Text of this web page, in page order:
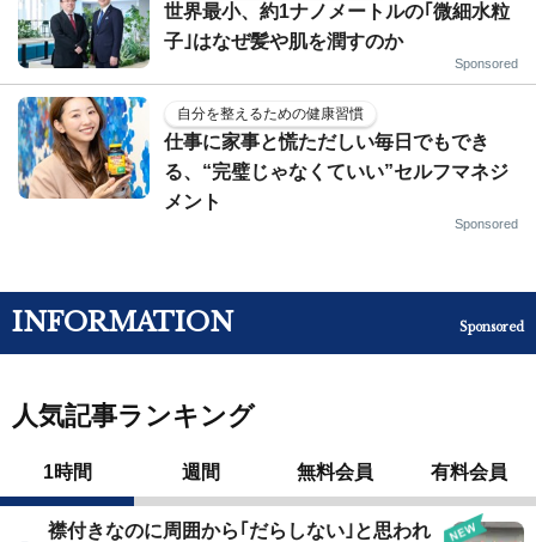
世界最小、約1ナノメートルの｢微細水粒
子｣はなぜ髪や肌を潤すのか
Sponsored
自分を整えるための健康習慣
仕事に家事と慌ただしい毎日でもでき
る、“完璧じゃなくていい”セルフマネジ
メント
Sponsored
INFORMATION Sponsored
人気記事ランキング
1時間 週間 無料会員 有料会員
襟付きなのに周囲から｢だらしない｣と思われ